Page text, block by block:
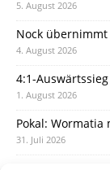
5. August 2026
Nock
4. August 2026
4:1-
1. August 2026
Pokal: Wormatia
31. Juli 2026